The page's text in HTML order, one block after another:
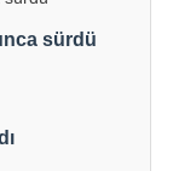
sürdü